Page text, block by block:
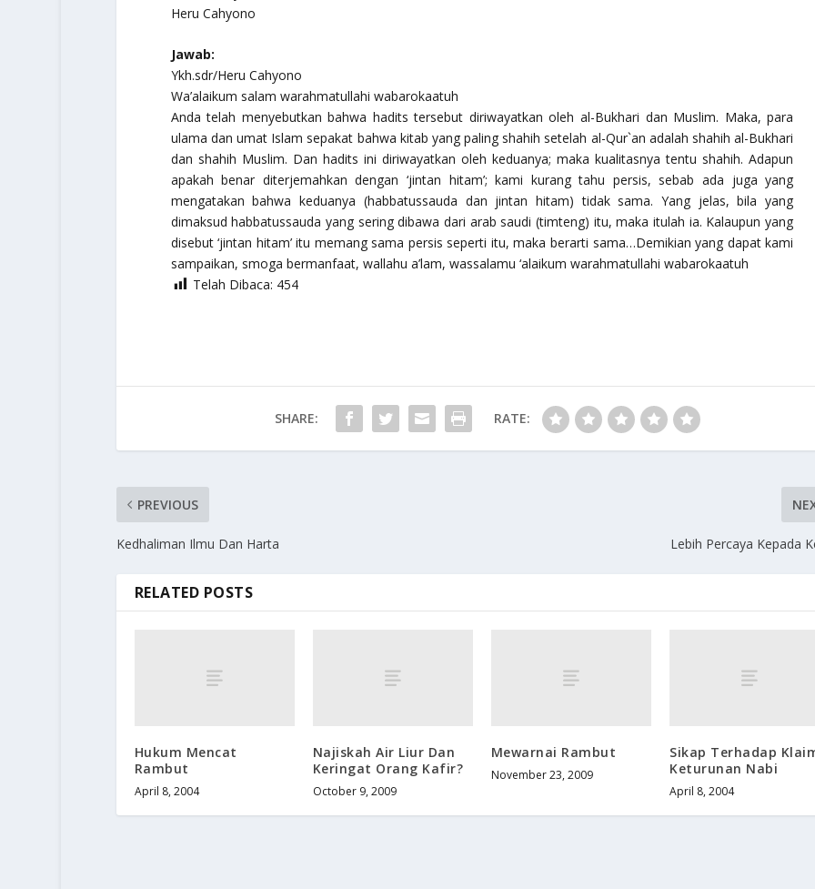
Heru Cahyono
Jawab:
Ykh.sdr/Heru Cahyono
Wa’alaikum salam warahmatullahi wabarokaatuh
Anda telah menyebutkan bahwa hadits tersebut diriwayatkan oleh al-Bukhari dan Muslim. Maka, para
ulama dan umat Islam sepakat bahwa kitab yang paling shahih setelah al-Qur`an adalah shahih al-Bukhari
dan shahih Muslim. Dan hadits ini diriwayatkan oleh keduanya; maka kualitasnya tentu shahih. Adapun
apakah benar diterjemahkan dengan ‘jintan hitam’; kami kurang tahu persis, sebab ada juga yang
mengatakan bahwa keduanya (habbatussauda dan jintan hitam) tidak sama. Yang jelas, bila yang
dimaksud habbatussauda yang sering dibawa dari arab saudi (timteng) itu, maka itulah ia. Kalaupun yang
disebut ‘jintan hitam’ itu memang sama persis seperti itu, maka berarti sama…Demikian yang dapat kami
sampaikan, smoga bermanfaat, wallahu a’lam, wassalamu ‘alaikum warahmatullahi wabarokaatuh
Telah Dibaca: 454
SHARE: RATE:
PREVIOUS
Kedhaliman Ilmu Dan Harta Lebih Percaya Kepada
RELATED POSTS
Hukum Mencat
Rambut
April 8, 2004
Najiskah Air Liur Dan
Keringat Orang Kafir?
October 9, 2009
Mewarnai Rambut
November 23, 2009
Sikap Terhadap
Keturunan Nabi
April 8, 2004